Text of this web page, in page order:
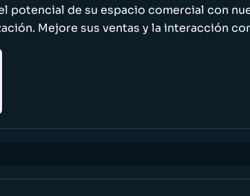
potencial de su espacio comercial con
Mejore sus ventas y la interacción